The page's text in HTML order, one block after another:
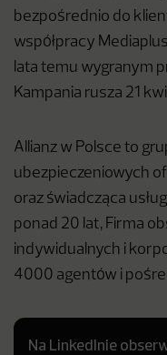
bezpośrednio do
współpracy
lata temu wygranym
Kampania rusza 21
Allianz w Polsce to
ubezpieczeniowych
oraz świadcząca
ponad 20 lat, Firma
indywidualnych i
4000 agentów i
Na LinkedInie